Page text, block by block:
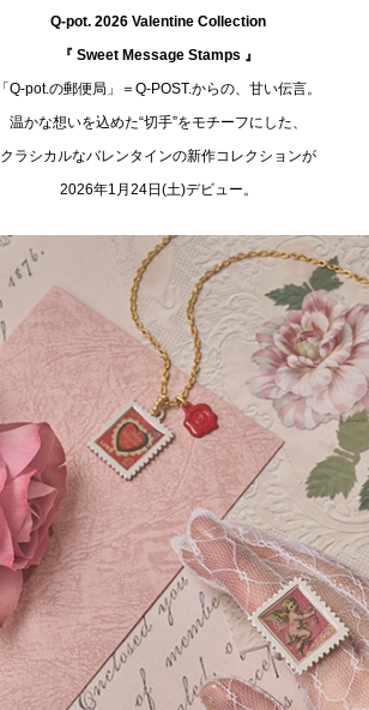
Q-pot. 2026 Valentine Collection
『 Sweet Message Stamps 』
「Q-pot.の郵便局」＝Q-POST.からの、甘い伝言。
温かな想いを込めた“切手”をモチーフにした、
クラシカルなバレンタインの新作コレクションが
2026年1月24日(土)デビュー。